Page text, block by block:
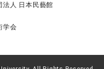
法人 日本民藝館
学会